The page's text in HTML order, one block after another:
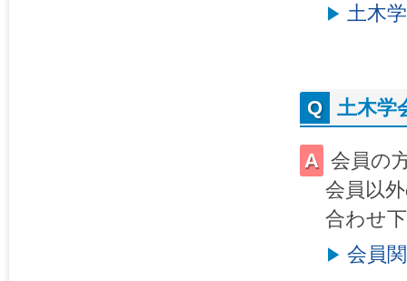
土木
土木学
会員の
会員以
合わせ
会員